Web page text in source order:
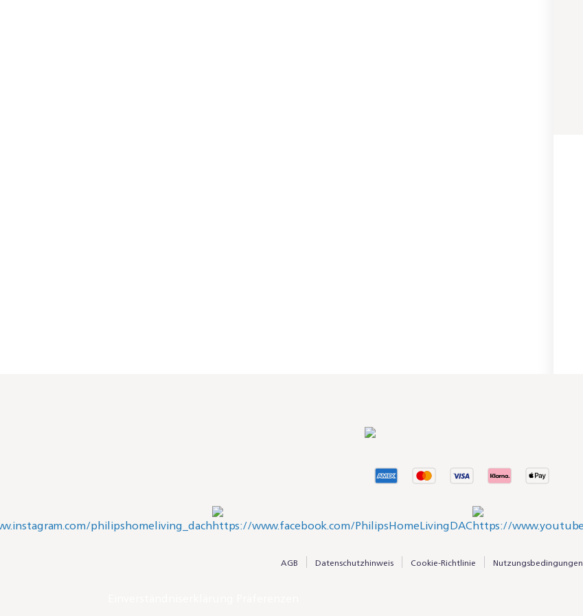
AGB Datenschutzhinweis Cookie-Richtlinie Nutzungsbedingungen